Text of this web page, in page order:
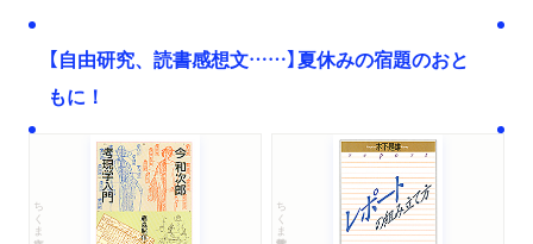
【自由研究、読書感想文……】夏休みの宿題のおと
もに！
ちくま文庫 ちくま学芸文庫